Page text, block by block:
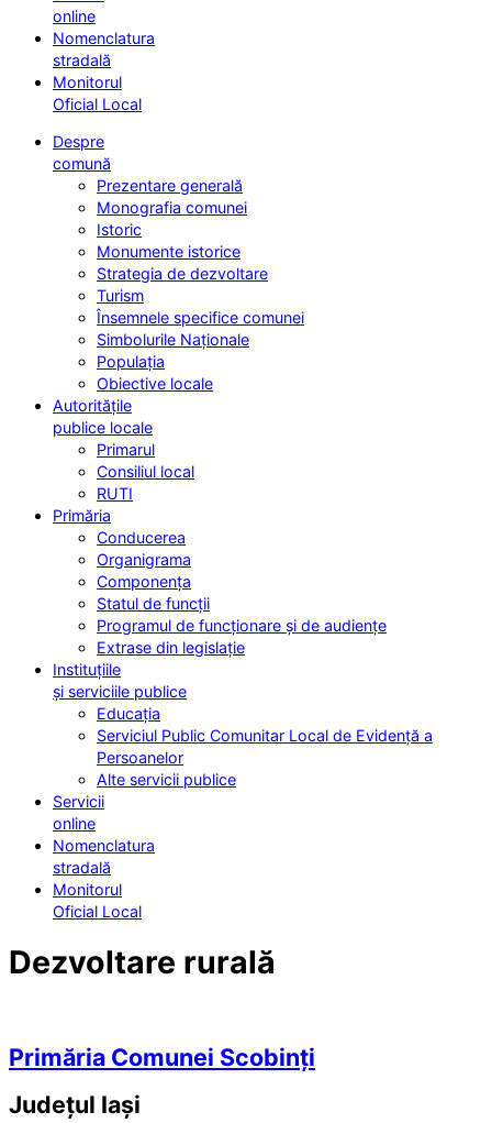
online
Nomenclatura
stradală
Monitorul
Oficial Local
Despre
comună
Prezentare generală
Monografia comunei
Istoric
Monumente istorice
Strategia de dezvoltare
Turism
Însemnele specifice comunei
Simbolurile Naționale
Populația
Obiective locale
Autoritățile
publice locale
Primarul
Consiliul local
RUTI
Primăria
Conducerea
Organigrama
Componența
Statul de funcții
Programul de funcționare și de audiențe
Extrase din legislație
Instituțiile
și serviciile publice
Educația
Serviciul Public Comunitar Local de Evidență a
Persoanelor
Alte servicii publice
Servicii
online
Nomenclatura
stradală
Monitorul
Oficial Local
Dezvoltare rurală
Primăria Comunei Scobinți
Județul Iași